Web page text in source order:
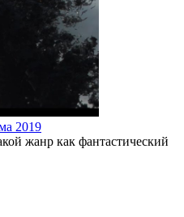
2019
жанр как фантастический